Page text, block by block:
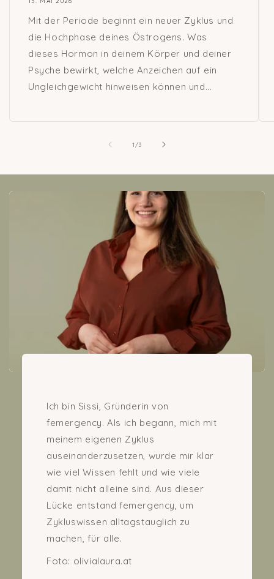
Mit der Periode beginnt ein neuer Zyklus und
die Hochphase deines Östrogens. Was
dieses Hormon in deinem Körper und deiner
Psyche bewirkt, welche Anzeichen auf ein
Ungleichgewicht hinweisen können und...
1 /von
3
Ich bin Sissi, Gründerin von
femergency. Als ich begann, mich mit
meinem eigenen Zyklus
auseinanderzusetzen, wurde mir klar
wie viel Wissen fehlt und wie viele
damit nicht alleine sind. Aus dieser
Lücke entstand femergency, um
Zykluswissen alltagstauglich zu
machen, für alle.
Foto: olivialaura.at